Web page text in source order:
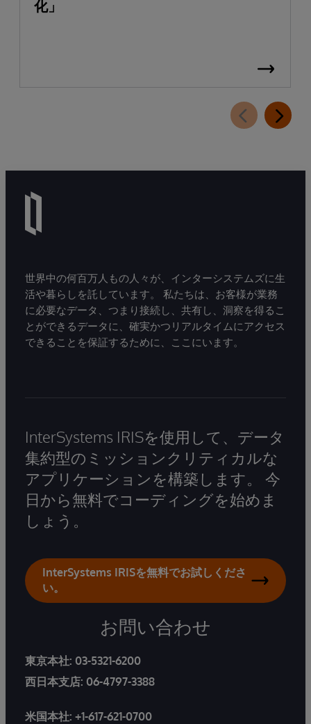
化」
世界中の何百万人もの人々が、インターシステムズに生
活や暮らしを託しています。 私たちは、お客様が業務
に必要なデータ、つまり接続し、共有し、洞察を得るこ
とができるデータに、確実かつリアルタイムにアクセス
できることを保証するために、ここにいます。
InterSystems IRISを使用して、データ
集約型のミッションクリティカルな
アプリケーションを構築します。 今
日から無料でコーディングを始めま
しょう。
InterSystems IRISを無料でお試しくださ
い。
お問い合わせ
東京本社: 03-5321-6200
西日本支店: 06-4797-3388
米国本社: +1-617-621-0700